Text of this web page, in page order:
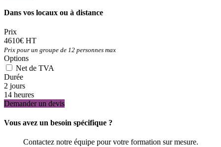
Dans vos locaux ou à distance
Prix
4610€ HT
Prix pour un groupe de 12 personnes max
Options
Net de TVA
Durée
2 jours
14 heures
Demander un devis
Vous avez un besoin spécifique ?
Contactez notre équipe pour votre formation sur mesure.